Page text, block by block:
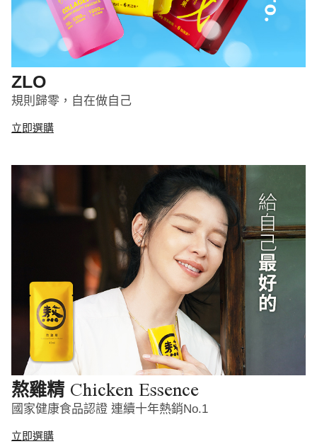
ZLO
規則歸零，自在做自己
立即選購
熬雞精 Chicken Essence
國家健康食品認證 連續十年熱銷No.1
立即選購